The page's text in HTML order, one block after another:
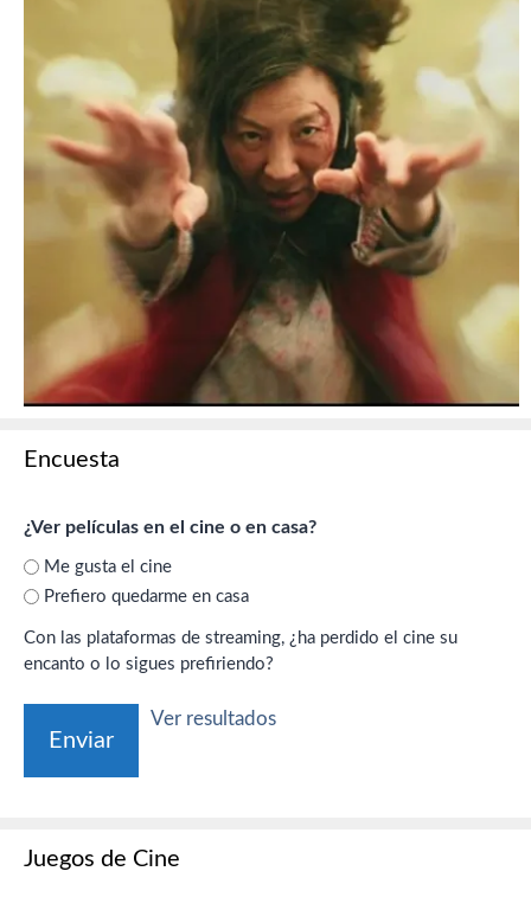
Encuesta
¿Ver películas en el cine o en casa?
Me gusta el cine
Prefiero quedarme en casa
Con las plataformas de streaming, ¿ha perdido el cine su
encanto o lo sigues prefiriendo?
Ver resultados
Juegos de Cine